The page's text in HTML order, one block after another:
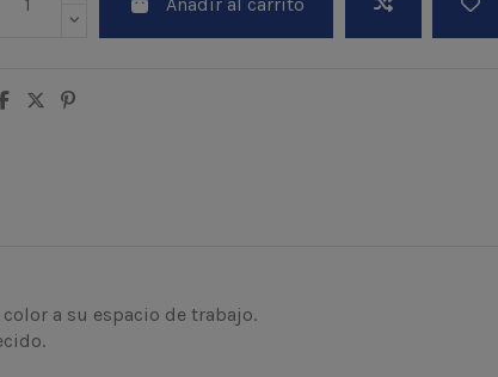
a su espacio de trabajo.